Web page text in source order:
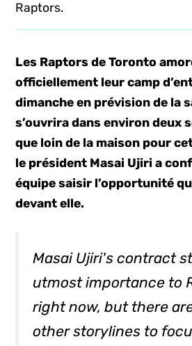
Raptors.
Les Raptors de Toronto
officiellement leur camp
dimanche en prévision de la
s’ouvrira dans environ deux
que loin de la maison pour
le président Masai Ujiri a
équipe saisir l’opportunité
devant elle.
Masai Ujiri's contract
utmost importance to
right now, but there
other storylines to